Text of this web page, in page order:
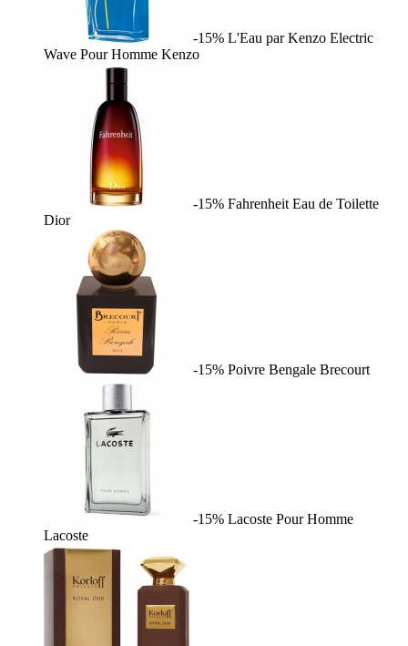
-15% L'Eau par Kenzo Electric
Wave Pour Homme Kenzo
-15% Fahrenheit Eau de Toilette
Dior
-15% Poivre Bengale Brecourt
-15% Lacoste Pour Homme
Lacoste